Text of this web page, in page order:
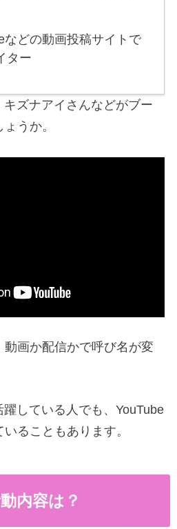
どの動画投稿サイトで
ター
ズナアイさんなどがブー
うか。
画か配信かで呼び名が変
している人でも、YouTube
ることもあります。
内容は？